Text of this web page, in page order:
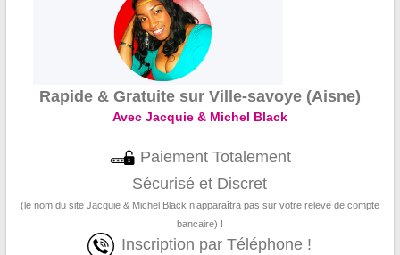
Rapide & Gratuite sur Ville-savoye (Aisne)
Avec Jacquie & Michel Black
Paiement Totalement
Sécurisé et Discret
(le nom du site Jacquie & Michel Black n’apparaîtra pas sur votre relevé de compte
bancaire) !
Inscription par Téléphone !